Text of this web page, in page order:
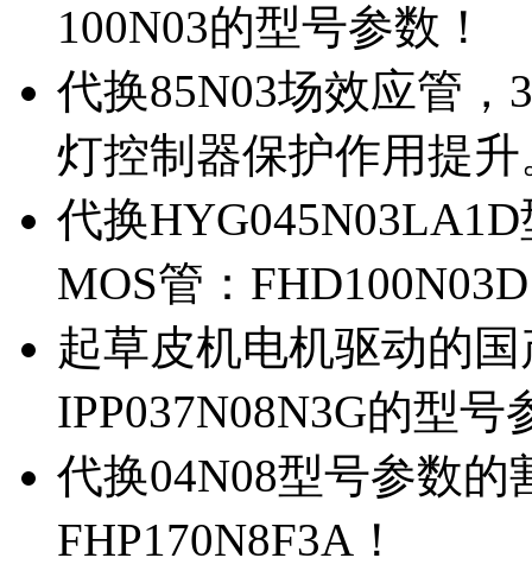
100N03的型号参数！
代换85N03场效应管
灯控制器保护作用提升
代换
MOS管：
起草皮机电机驱动的
IPP037N08N3G的型号
代换04N08型号参数
FHP170N8F3A！